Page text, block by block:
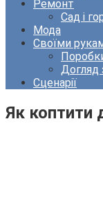
Ремонт
Сад і
Мода
Своїми
Догляд
Сценарії
Як